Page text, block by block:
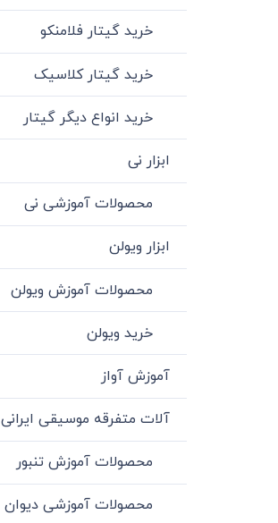
خرید گیتار فلامنکو
خرید گیتار کلاسیک
خرید انواع دیگر گیتار
ابزار نی
محصولات آموزشی نی
ابزار ویولن
محصولات آموزش ویولن
خرید ویولن
آموزش آواز
آلات متفرقه موسیقی ایرانی
محصولات آموزش تنبور
محصولات آموزشی دیوان